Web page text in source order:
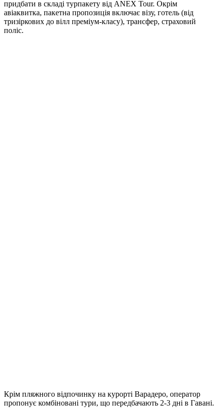
придбати в складі турпакету від ANEX Tour. Окрім
авіаквитка, пакетна пропозиція включає візу, готель (від
тризіркових до вілл преміум-класу), трансфер, страховий
поліс.
Крім пляжного відпочинку на курорті Варадеро, оператор
пропонує комбіновані тури, що передбачають 2-3 дні в Гавані.